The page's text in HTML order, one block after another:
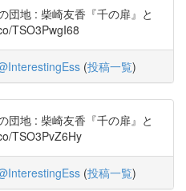
団地 : 柴崎友香『千の扉』と
TSO3PwgI68
(投稿一覧)
団地 : 柴崎友香『千の扉』と
TSO3PvZ6Hy
(投稿一覧)